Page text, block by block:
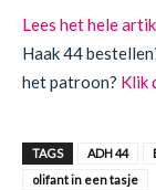
Lees het hele
Haak 44
het patroon? Klik
TAGS ADH 44
olifant in een tasje